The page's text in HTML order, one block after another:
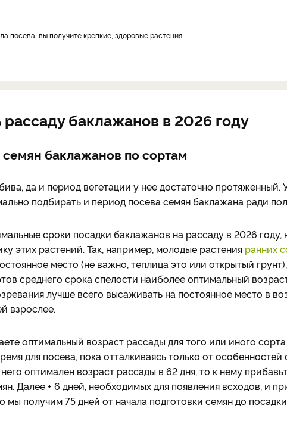
посева, вы получите крепкие, здоровые растения
рассаду баклажанов в 2026 году
баклажанов по сортам
да и период вегетации у нее достаточно протяженный.
подбирать и период посева семян баклажана ради
сроки посадки баклажанов на рассаду в 2026
этих растений. Так, например, молодые растения ранних
место (не важно, теплица это или открытый
среднего срока спелости наиболее оптимальный
лучше всего высаживать на постоянное место в
взрослее.
оптимальный возраст рассады для того или иного
для посева, пока отталкиваясь только от
оптимален возраст рассады в 62 дня, то к нему
Далее + 6 дней, необходимых для появления всходов, и
мы получим 75 дней от начала подготовки семян до